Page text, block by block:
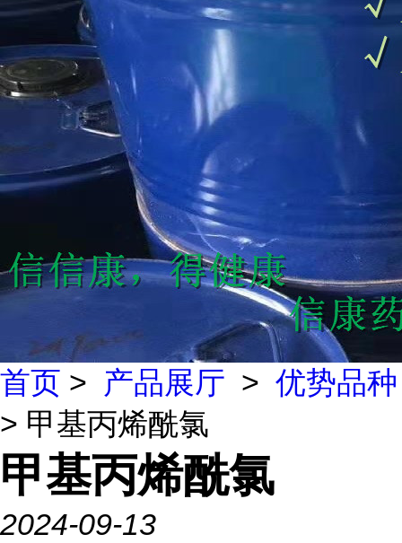
首页 > 产品展厅 > 优势品种
> 甲基丙烯酰氯
甲基丙烯酰氯
2024-09-13